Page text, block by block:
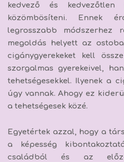
kedvező és
közömbösíteni. Ennek
legrosszabb módszerhez
megoldás helyett az
cigánygyerekeket kell
szorgalmas gyerekeivel,
tehetségesekkel. Ilyenek a
úgy vannak. Ahogy ez
a tehetségesek közé.
Egyetértek azzal, hogy a
a képesség
családból és az